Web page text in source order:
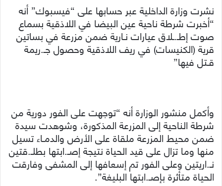
نشرت وزارة الداخلية عبر حسابها على “فيسبوك” أنه
“أخبرت شرطة ناحية عين البيضا في اللاذقية بسماع
صوت إطـ.ـلاق عيارات نـارية ضمن مزرعة في بساتين
قرية (الكنيسات) في ريف اللاذقية وحصول جـ.ريمة
قـتل فيها”
وأكمل منشور الوزارة أنه “توجهت على الفور دورية من
شرطة الناحية إلى المزرعة المذكورة، وشوهدت سيدة
ضمن محيط المزرعة ملقاة على الأرض والدمـاء تسيل
منها وما تزال على قيد الحياة نتيجة إصـ.ابتها بطلـ.قتين
نـ.اريتين وعلى الفور تم إسعافها إلى المشفى وفارقت
الحياة متأثرة بإصـ.ابتها البليغة”.